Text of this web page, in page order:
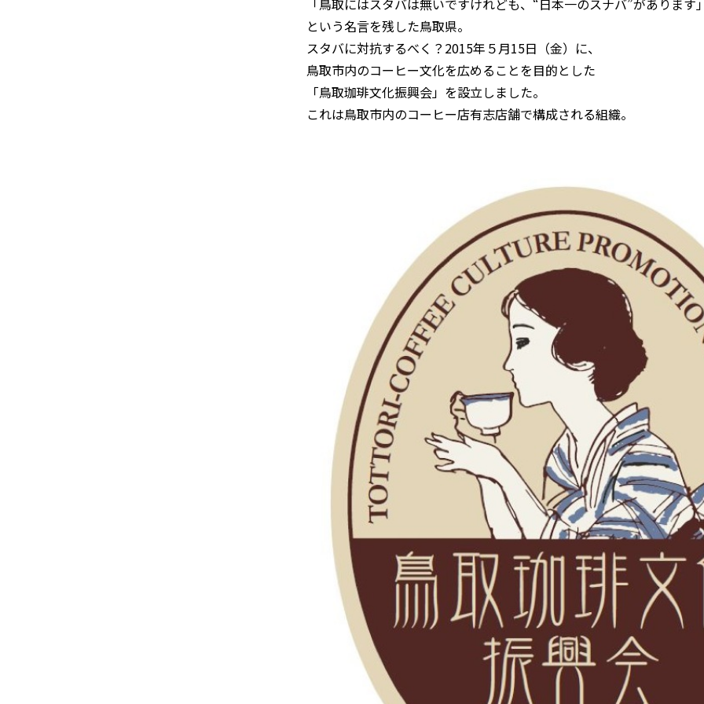
「鳥取にはスタバは無いですけれども、“日本一のスナバ”があります
という名言を残した鳥取県。
スタバに対抗するべく？2015年５月15日（金）に、
鳥取市内のコーヒー文化を広めることを目的とした
「鳥取珈琲文化振興会」を設立しました。
これは鳥取市内のコーヒー店有志店舗で構成される組織。